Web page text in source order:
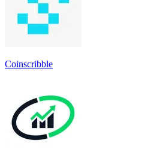
Coinscribble